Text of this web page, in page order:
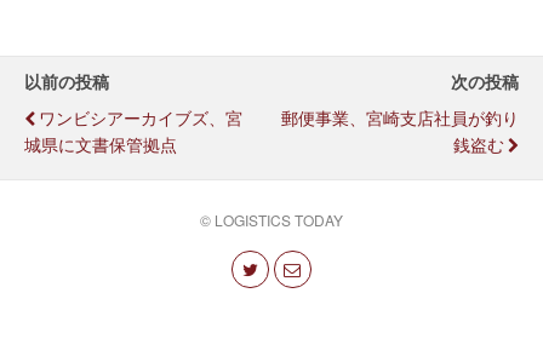
以前の投稿
ワンビシアーカイブズ、宮
城県に文書保管拠点
次の投稿
郵便事業、宮崎支店社員が釣り
銭盗む
© LOGISTICS TODAY